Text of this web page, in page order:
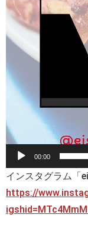
00:00
インスタグラム「
https://